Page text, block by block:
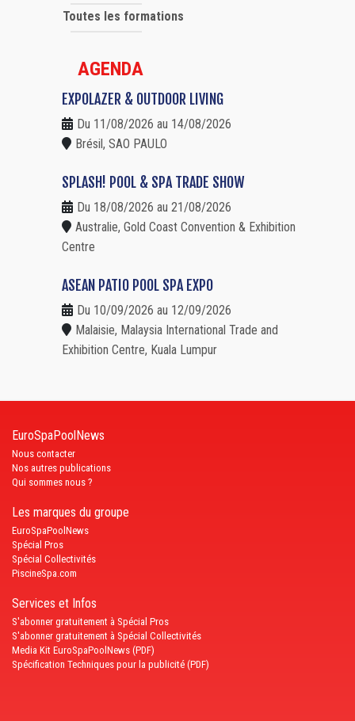
Toutes les formations
AGENDA
EXPOLAZER & OUTDOOR LIVING
Du 11/08/2026 au 14/08/2026
Brésil, SAO PAULO
SPLASH! POOL & SPA TRADE SHOW
Du 18/08/2026 au 21/08/2026
Australie, Gold Coast Convention & Exhibition
Centre
ASEAN PATIO POOL SPA EXPO
Du 10/09/2026 au 12/09/2026
Malaisie, Malaysia International Trade and
Exhibition Centre, Kuala Lumpur
EuroSpaPoolNews
Nous contacter
Nos autres publications
Qui sommes nous ?
Les marques du groupe
EuroSpaPoolNews
Spécial Pros
Spécial Collectivités
PiscineSpa.com
Services et Infos
S'abonner gratuitement à Spécial Pros
S'abonner gratuitement à Spécial Collectivités
Media Kit EuroSpaPoolNews (PDF)
Spécification Techniques pour la publicité (PDF)